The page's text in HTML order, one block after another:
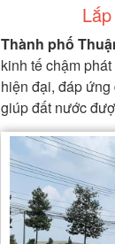
Thành phố
kinh tế chậm
hiện đại, đáp
giúp đất nước